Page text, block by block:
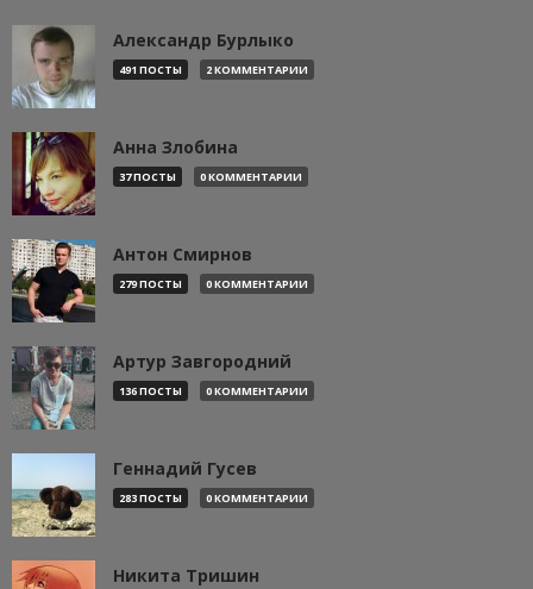
Александр Бурлыко
491 ПОСТЫ 2 КОММЕНТАРИИ
Анна Злобина
37 ПОСТЫ 0 КОММЕНТАРИИ
Антон Смирнов
279 ПОСТЫ 0 КОММЕНТАРИИ
Артур Завгородний
136 ПОСТЫ 0 КОММЕНТАРИИ
Геннадий Гусев
283 ПОСТЫ 0 КОММЕНТАРИИ
Никита Тришин